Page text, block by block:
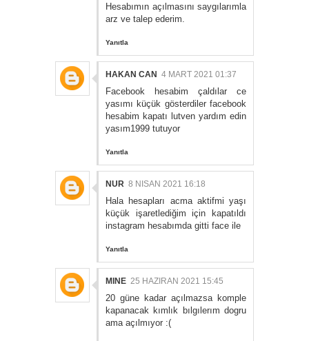
Hesabımın açılmasını saygılarımla
arz ve talep ederim.
Yanıtla
HAKAN CAN 4 MART 2021 01:37
Facebook hesabim çaldılar ce
yasımı küçük gösterdiler facebook
hesabim kapatı lutven yardım edin
yasım1999 tutuyor
Yanıtla
NUR 8 NISAN 2021 16:18
Hala hesapları acma aktifmi yaşı
küçük işaretlediğim için kapatıldı
instagram hesabımda gitti face ile
Yanıtla
MINE 25 HAZIRAN 2021 15:45
20 güne kadar açılmazsa komple
kapanacak kımlık bılgılerım dogru
ama açılmıyor :(